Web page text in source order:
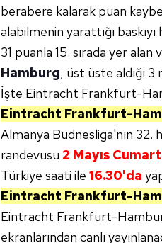
berabere kalarak puan
alabilmenin yarattığı
31 puanla 15. sırada yer
Hamburg, üst üste aldığı
İşte Eintracht Frankfurt-
Eintracht Frankfurt-
Almanya Budnesliga'nın
randevusu 2 Mayıs
Türkiye saati ile 16.30'da
Eintracht Frankfurt-
Eintracht Frankfurt-
ekranlarından canlı